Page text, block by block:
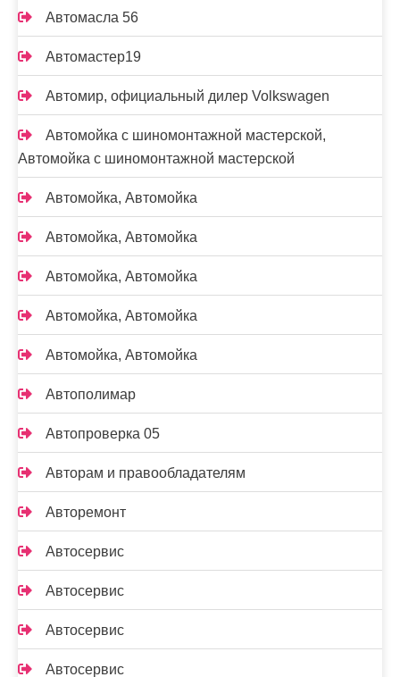
Автомасла 56
Автомастер19
Автомир, официальный дилер Volkswagen
Автомойка с шиномонтажной мастерской,
Автомойка с шиномонтажной мастерской
Автомойка, Автомойка
Автомойка, Автомойка
Автомойка, Автомойка
Автомойка, Автомойка
Автомойка, Автомойка
Автополимар
Автопроверка 05
Авторам и правообладателям
Авторемонт
Автосервис
Автосервис
Автосервис
Автосервис